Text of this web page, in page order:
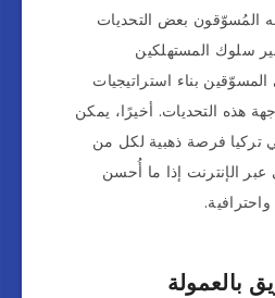
المُسوّقون بعض التحديات
سلوك المستهلكين
بناء استراتيجيات
هذه التحديات. أخيرًا، يمكن
تركيا فرصة ذهبية لكل من
الإنترنت إذا ما أُحسن
بالعمولة